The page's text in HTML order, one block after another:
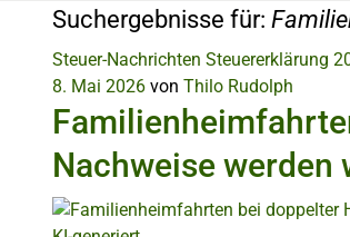
Suchergebnisse für:
Steuer-Nachrichten Steuererklärung
8. Mai 2026 von Thilo Rudolph
Nachweise werden